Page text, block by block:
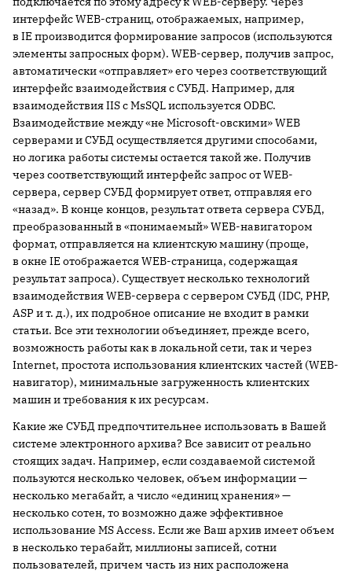
интерфейс WEB-страниц, отображаемых, например,
в IE производится формирование запросов (используются
элементы запросных форм). WEB-сервер, получив запрос,
автоматически «отправляет» его через соответствующий
интерфейс взаимодействия с СУБД. Например, для
взаимодействия IIS с MsSQL используется ODBC.
Взаимодействие между «не Microsoft-овскими» WEB
серверами и СУБД осуществляется другими способами,
но логика работы системы остается такой же. Получив
через соответствующий интерфейс запрос от WEB-
сервера, сервер СУБД формирует ответ, отправляя его
«назад». В конце концов, результат ответа сервера СУБД,
преобразованный в «понимаемый» WEB-навигатором
формат, отправляется на клиентскую машину (проще,
в окне IE отображается WEB-страница, содержащая
результат запроса). Существует несколько технологий
взаимодействия WEB-сервера с сервером СУБД (IDC, PHP,
ASP и т. д.), их подробное описание не входит в рамки
статьи. Все эти технологии объединяет, прежде всего,
возможность работы как в локальной сети, так и через
Internet, простота использования клиентских частей (WEB-
навигатор), минимальные загруженность клиентских
машин и требования к их ресурсам.
Какие же СУБД предпочтительнее использовать в Вашей
системе электронного архива? Все зависит от реально
стоящих задач. Например, если создаваемой системой
пользуются несколько человек, объем информации —
несколько мегабайт, а число «единиц хранения» —
несколько сотен, то возможно даже эффективное
использование MS Access. Если же Ваш архив имеет объем
в несколько терабайт, миллионы записей, сотни
пользователей, причем часть из них расположена